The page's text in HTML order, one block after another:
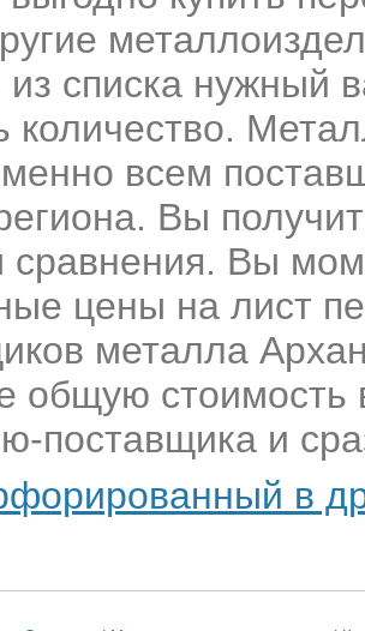
из списка нужный
количество.
всем
Вы
сравнения. Вы
цены на лист
металла
общую стоимость
поставщика и
в